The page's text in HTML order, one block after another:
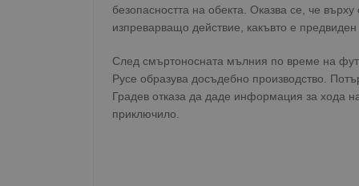
безопасността на обекта. Оказва се, че
изпреварващо действие, какъвто е
След смъртоносната мълния по време на
Русе образува досъдебно производство.
Градев отказа да даде информация за хода
приключило.
Име
Име
Име
Име
__Secure-